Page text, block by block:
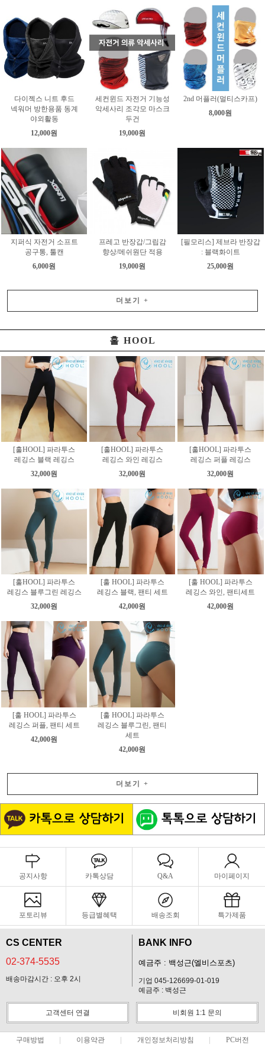
다이젝스 니트 후드
넥워머 방한용품 동계
야외활동
12,000원
세컨윈드 자전거 기능성
악세사리 조각모 마스크
두건
19,000원
2nd 머플러(멀티스카프)
8,000원
지퍼식 자전거 소프트
공구통, 툴캔
6,000원
프레고 반장갑/그립감
향상/메쉬원단 적용
19,000원
[필모리스] 제브라 반장갑
: 블랙화이트
25,000원
더보기 +
훌 HOOL
[훌HOOL] 파라투스
레깅스 블랙 레깅스
32,000원
[훌HOOL] 파라투스
레깅스 와인 레깅스
32,000원
[훌HOOL] 파라투스
레깅스 퍼플 레깅스
32,000원
[훌HOOL] 파라투스
레깅스 블루그린 레깅스
32,000원
[훌 HOOL] 파라투스
레깅스 블랙, 팬티 세트
42,000원
[훌 HOOL] 파라투스
레깅스 와인, 팬티세트
42,000원
[훌 HOOL] 파라투스
레깅스 퍼플, 팬티 세트
42,000원
[훌 HOOL] 파라투스
레깅스 블루그린, 팬티
세트
42,000원
더보기 +
공지사항 카톡상담 Q&A 마이페이지
포토리뷰 등급별혜택 배송조회 특가제품
CS CENTER
02-374-5535
배송마감시간 : 오후 2시
BANK INFO
예금주 : 백성근(엘비스포츠)
기업 045-126699-01-019
예금주 : 백성근
고객센터 연결 비회원 1:1 문의
구매방법 이용약관 개인정보처리방침 PC버전